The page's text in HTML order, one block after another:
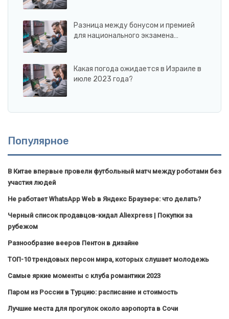
Разница между бонусом и премией
для национального экзамена…
Какая погода ожидается в Израиле в
июле 2023 года?
Популярное
В Китае впервые провели футбольный матч между роботами без
участия людей
Не работает WhatsApp Web в Яндекс Браузере: что делать?
Черный список продавцов-кидал Aliexpress | Покупки за
рубежом
Разнообразие вееров Пентон в дизайне
ТОП-10 трендовых персон мира, которых слушает молодежь
Самые яркие моменты с клуба романтики 2023
Паром из России в Турцию: расписание и стоимость
Лучшие места для прогулок около аэропорта в Сочи